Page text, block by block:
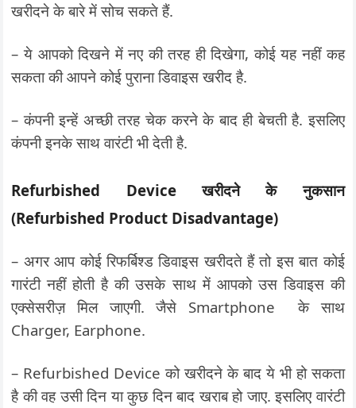
खरीदने के बारे में सोच सकते हैं.
– ये आपको दिखने में नए की तरह ही दिखेगा, कोई यह नहीं कह
सकता की आपने कोई पुराना डिवाइस खरीद है.
– कंपनी इन्हें अच्छी तरह चेक करने के बाद ही बेचती है. इसलिए
कंपनी इनके साथ वारंटी भी देती है.
Refurbished Device खरीदने के नुकसान
(Refurbished Product Disadvantage)
– अगर आप कोई रिफर्बिश्ड डिवाइस खरीदते हैं तो इस बात कोई
गारंटी नहीं होती है की उसके साथ में आपको उस डिवाइस की
एक्सेसरीज़ मिल जाएगी. जैसे Smartphone के साथ
Charger, Earphone.
– Refurbished Device को खरीदने के बाद ये भी हो सकता
है की वह उसी दिन या कुछ दिन बाद खराब हो जाए. इसलिए वारंटी